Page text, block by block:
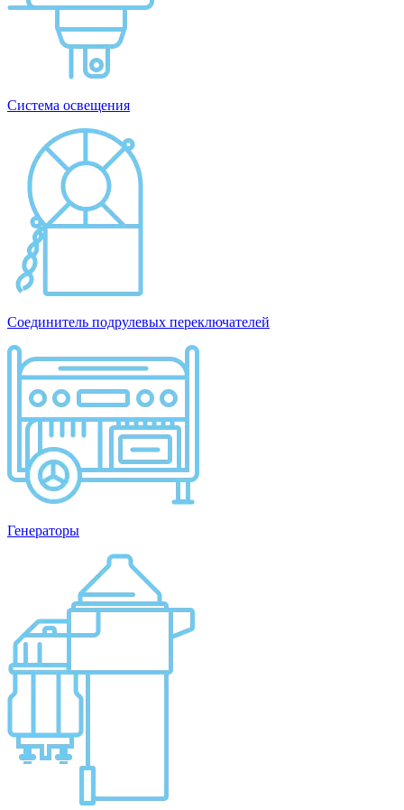
Система освещения
Соединитель подрулевых переключателей
Генераторы